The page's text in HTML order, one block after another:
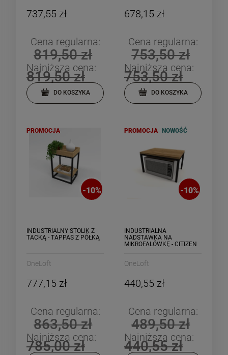
737,55 zł
Cena regularna:
819,50 zł
Najniższa cena:
819,50 zł
DO KOSZYKA
678,15 zł
Cena regularna:
753,50 zł
Najniższa cena:
753,50 zł
DO KOSZYKA
-10%
INDUSTRIALNY STOLIK Z
TACKĄ - TAPPAS Z PÓŁKĄ
OneLoft
777,15 zł
Cena regularna:
863,50 zł
Najniższa cena:
785,00 zł
PROMOCJA
-10%
INDUSTRIALNA
NADSTAWKA NA
MIKROFALÓWKĘ - CITIZEN
OneLoft
440,55 zł
Cena regularna:
489,50 zł
Najniższa cena:
440,55 zł
PROMOCJA NOWOŚĆ